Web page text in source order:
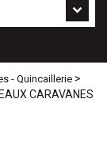
- Quincaillerie >
CARAVANES